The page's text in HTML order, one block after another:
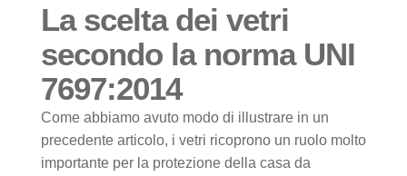
La scelta dei vetri
secondo la norma UNI
7697:2014
Come abbiamo avuto modo di illustrare in un
precedente articolo, i vetri ricoprono un ruolo molto
importante per la protezione della casa da